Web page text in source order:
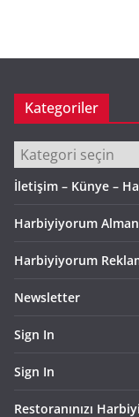
Kategoriler
Kategoriler
İletişim – Künye –
Harbiyiyorum
Harbiyiyorum
Newsletter
Sign In
Sign In
Restoranınızı